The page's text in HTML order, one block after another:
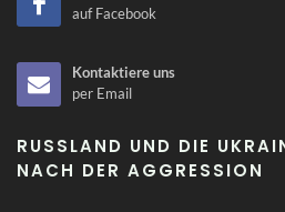
auf Facebook
Kontaktiere uns
per Email
RUSSLAND UND DIE
NACH DER AGGRESSION